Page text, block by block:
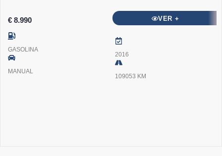
€ 8.990 VER +
GASOLINA
MANUAL
2016
109053 KM